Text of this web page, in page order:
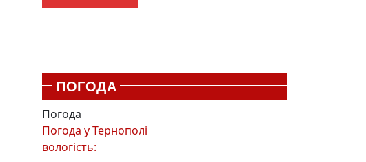
ПОГОДА
Погода
Погода уТернополі
вологість: